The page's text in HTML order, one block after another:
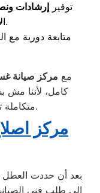
توفيرإرشادات
الأعطال المتكررة.
متابعة دورية مع
📍 مع مركز صيانة
كامل، لأننا مش
متكاملة تضمن راحة بالك وراحة أسرتك.
مركز
بعد أن حددت العطل
إلى طلب فني